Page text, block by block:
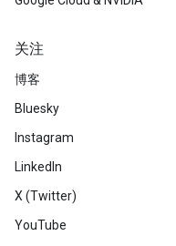
关注
博客
Bluesky
Instagram
LinkedIn
X (Twitter)
YouTube